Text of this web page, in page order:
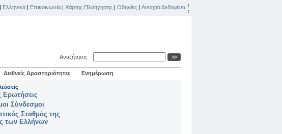
| Ελληνικά | Επικοινωνία | Χάρτης Πλοήγησης | Οδηγίες | Ανοιχτά Δεδομένα
Αναζήτηση
Διεθνείς Δραστηριότητες Ενημέρωση
Ερωτήσεις
Σύνδεσμοι
Σταθμός της
των Ελλήνων